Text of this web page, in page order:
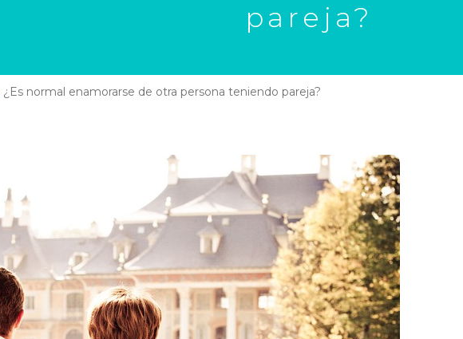
pareja?
¿Es normal enamorarse de otra persona teniendo pareja?